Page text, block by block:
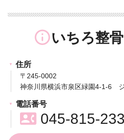
info_outlineいちろ整
住所
〒245-0002
神奈川県横浜市泉区緑園4-1-6
電話番号
contact_phone 045-815-